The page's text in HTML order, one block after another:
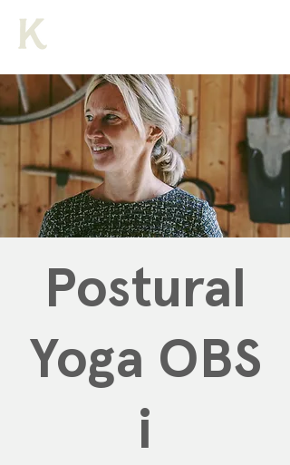
Postural
Yoga OBS
i